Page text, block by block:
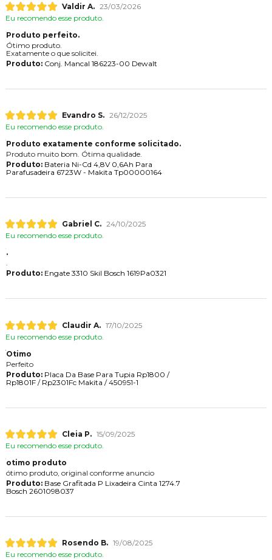
Valdir A. 23/03/2026
Eu recomendo esse produto.
Produto perfeito.
Ótimo produto.
Exatamente o que solicitei.
Produto:Conj. Mancal 186223-00 Dewalt
Evandro S. 26/12/2025
Eu recomendo esse produto.
Produto exatamente conforme solicitado.
Produto muito bom. Ótima qualidade.
Produto:Bateria Ni-Cd 4,8V 0,6Ah Para
Parafusadeira 6723W - Makita Tp00000164
Gabriel C. 24/10/2025
Eu recomendo esse produto.
.
.
Produto:Engate 3310 Skil Bosch 1619Pa0321
Claudir A. 17/10/2025
Eu recomendo esse produto.
Otimo
Perfeito
Produto:Placa Da Base Para Tupia Rp1800 /
Rp1801F / Rp2301Fc Makita / 450951-1
Cleia P. 15/09/2025
Eu recomendo esse produto.
otimo produto
ótimo produto, original conforme anuncio
Produto:Base Grafitada P Lixadeira Cinta 1274.7
Bosch 2601098037
Rosendo B. 19/08/2025
Eu recomendo esse produto.